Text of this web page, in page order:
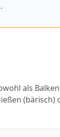
als
(bärisch)